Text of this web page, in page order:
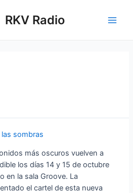
RKV Radio
las sombras
más oscuros vuelven a
los días 14 y 15 de octubre
en la sala Groove. La
el cartel de esta nueva